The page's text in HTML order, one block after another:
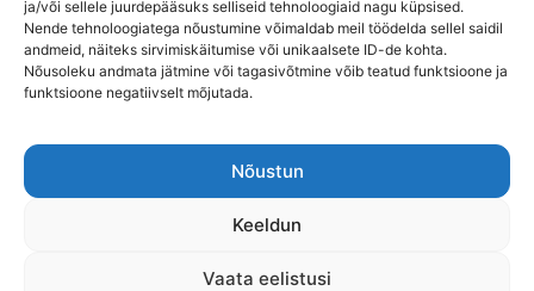
ja/või sellele juurdepääsuks selliseid tehnoloogiaid nagu küpsised.
Nende tehnoloogiatega nõustumine võimaldab meil töödelda sellel saidil
andmeid, näiteks sirvimiskäitumise või unikaalsete ID-de kohta.
Nõusoleku andmata jätmine või tagasivõtmine võib teatud funktsioone ja
funktsioone negatiivselt mõjutada.
Nõustun
Keeldun
Vaata eelistusi